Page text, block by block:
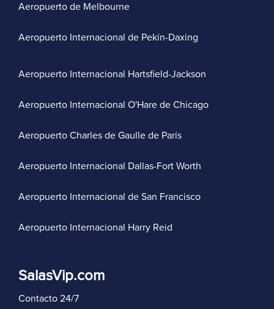
Aeropuerto de Melbourne
Aeropuerto Internacional de Pekín-Daxing
Aeropuerto Internacional Hartsfield-Jackson
Aeropuerto Internacional O'Hare de Chicago
Aeropuerto Charles de Gaulle de París
Aeropuerto Internacional Dallas-Fort Worth
Aeropuerto Internacional de San Francisco
Aeropuerto Internacional Harry Reid
SalasVip.com
Contacto 24/7